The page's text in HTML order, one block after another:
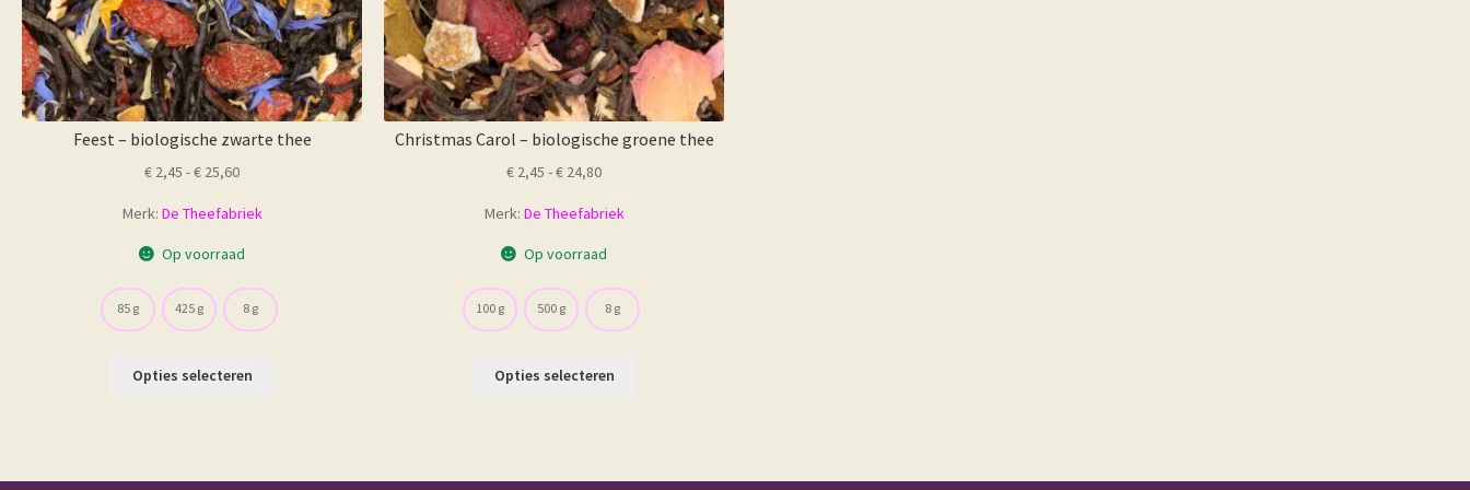
Feest – biologische zwarte thee
€ 2,45 -€ 25,60Prijsklasse:
tot
Merk: De Theefabriek
Op voorraad
85 g 425 g 8 g
Opties selecteren
Deze
Christmas Carol – biologische groene thee
€ 2,45 -€ 24,80Prijsklasse:
tot
Merk: De Theefabriek
Op voorraad
100 g 500 g 8 g
Opties selecteren
Deze